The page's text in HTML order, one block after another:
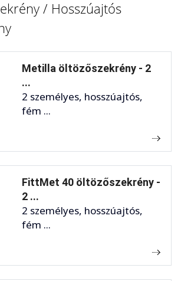
/ Hosszúajtós
Metilla öltözőszekrény - 2
...
2 személyes, hosszúajtós,
fém ...
FittMet 40 öltözőszekrény -
2 ...
2 személyes, hosszúajtós,
fém ...